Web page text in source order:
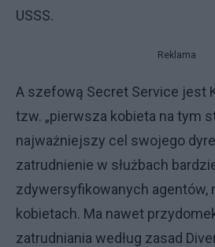
USSS.
Reklama
A szefową Secret Service jest
tzw. „pierwsza kobieta na tym
najważniejszy cel swojego
zatrudnienie w służbach
zdywersyfikowanych agentów,
kobietach. Ma nawet przydomek
zatrudniania według zasad